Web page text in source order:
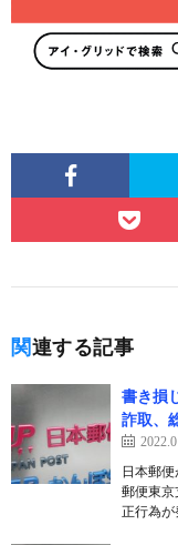
関連する記事
書き損
詐取、
日本郵
郵便東
正行為